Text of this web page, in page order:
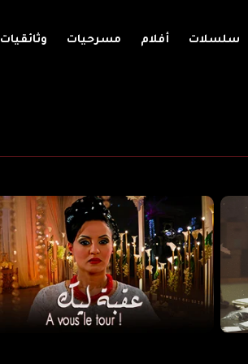
سلسلات أفلام مسرحيات وثائقيات